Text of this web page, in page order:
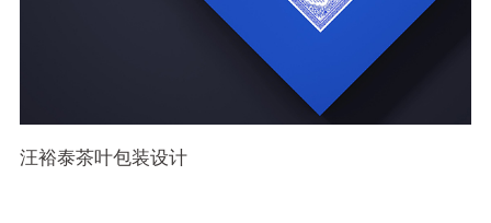
汪裕泰茶叶包装设计